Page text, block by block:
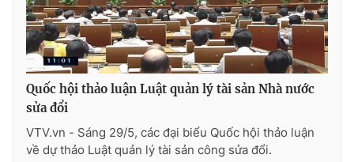
THỜI BÁO VTV
Theo dõi báo trên
Quốc hội thảo luận Luật quản lý tài sản Nhà nước
sửa đổi
VTV.vn - Sáng 29/5, các đại biểu Quốc hội thảo luận
về dự thảo Luật quản lý tài sản công sửa đổi.